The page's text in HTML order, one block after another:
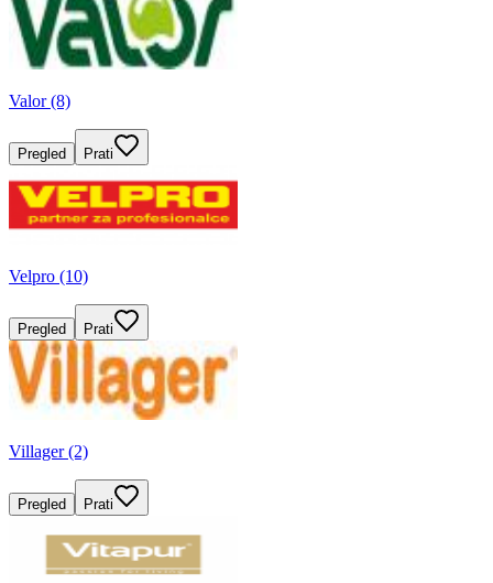
Valor (8)
Pregled Prati
Velpro (10)
Pregled Prati
Villager (2)
Pregled Prati